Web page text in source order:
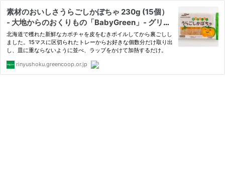
素材のおいしさうらごしかぼちゃ 230g (15個）
- 大地からのおくりもの「BabyGreen」- グリー
ンコープの離乳食と幼児食
北海道で穫れた新鮮なカボチャを皮をむきボイルしてから裏ごしし
ました。15マスに区切られたトレーからお好きな個数分だけ取り出
し、皿に重ならないように並べ、ラッブをかけて加熱するだけ。
rinyushoku.greencoop.or.jp